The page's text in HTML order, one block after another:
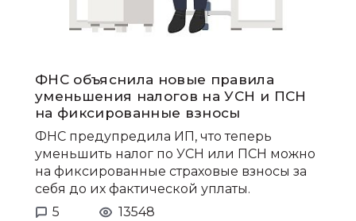
ФНС объяснила новые правила
уменьшения налогов на УСН и ПСН
на фиксированные взносы
ФНС предупредила ИП, что теперь
уменьшить налог по УСН или ПСН можно
на фиксированные страховые взносы за
себя до их фактической уплаты.
5
13548